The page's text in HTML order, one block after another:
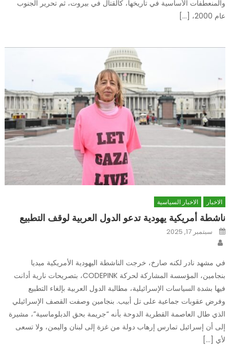
والمنعطفات الأساسية في تاريخها، كالقتال في بيروت، ثم تحرير الجنوب
عام 2000، […]
الاخبار الاخبار السياسية
ناشطة أمريكية يهودية تدعو الدول العربية لوقف التطبيع
Posted
onسبتمبر 17, 2025
في مشهد نادر لكنه صارخ، خرجت الناشطة اليهودية الأمريكية ميديا
بنجامين، المؤسسة المشاركة لحركة CODEPINK، بتصريحات نارية أدانت
فيها بشدة السياسات الإسرائيلية، مطالبة الدول العربية بإلغاء التطبيع
وفرض عقوبات جماعية على تل أبيب. بنجامين وصفت القصف الإسرائيلي
الذي طال العاصمة القطرية الدوحة بأنه “جريمة بحق الدبلوماسية”، مشيرة
إلى أن إسرائيل تمارس إرهاب دولة من غزة إلى لبنان واليمن، ولا تسعى
لأي […]